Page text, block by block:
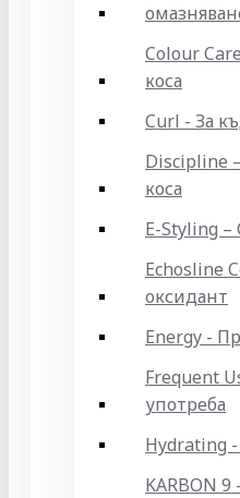
Colour
коса
Curl - За
Discipline
коса
E-Styling
Echosline
оксидант
Energy -
Frequent
употреба
Hydrating -
KARBON 9